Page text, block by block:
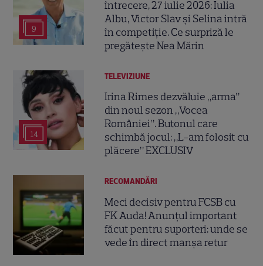
9
întrecere, 27 iulie 2026: Iulia
Albu, Victor Slav și Selina intră
în competiție. Ce surpriză le
pregătește Nea Mărin
14
TELEVIZIUNE
Irina Rimes dezvăluie „arma”
din noul sezon „Vocea
României”. Butonul care
schimbă jocul: „L-am folosit cu
plăcere” EXCLUSIV
RECOMANDĂRI
Meci decisiv pentru FCSB cu
FK Auda! Anunțul important
făcut pentru suporteri: unde se
vede în direct manșa retur